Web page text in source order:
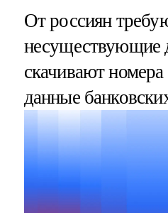
От россиян
несуществующие
скачивают
данные